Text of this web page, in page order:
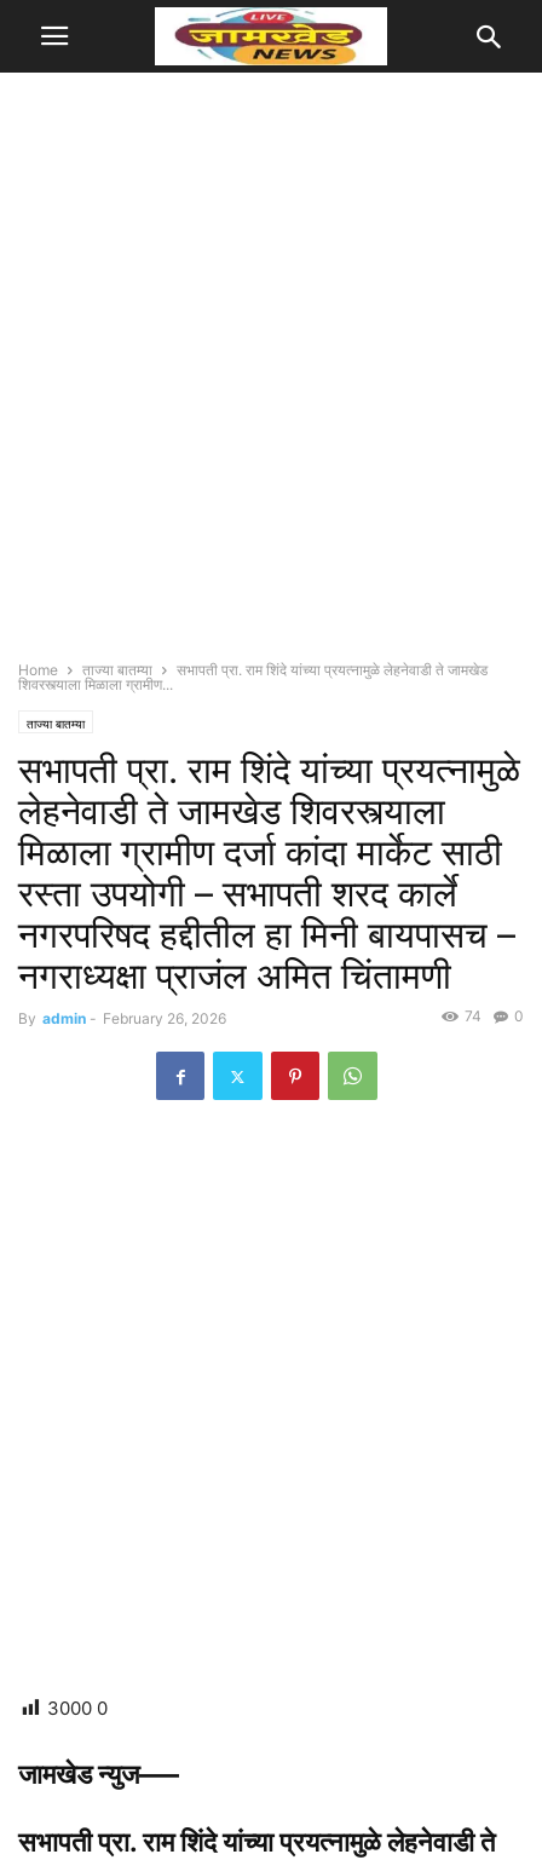
Home ताज्या बातम्या
सभापती प्रा. राम शिंदे यांच्या प्रयत्नामुळे लेहनेवाडी ते जामखेड
शिवरस्त्याला मिळाला ग्रामीण...
ताज्या बातम्या
सभापती प्रा. राम शिंदे यांच्या प्रयत्नामुळे
लेहनेवाडी ते जामखेड शिवरस्त्याला
मिळाला ग्रामीण दर्जा कांदा मार्केट साठी
रस्ता उपयोगी – सभापती शरद कार्ले
नगरपरिषद हद्दीतील हा मिनी बायपासच –
नगराध्यक्षा प्राजंल अमित चिंतामणी
By admin - February 26, 2026 0
74
3000 0
जामखेड न्युज—–
सभापती प्रा. राम शिंदे यांच्या प्रयत्नामुळे लेहनेवाडी ते